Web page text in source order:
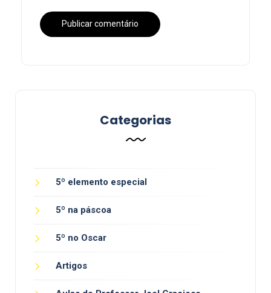
Categorias
5º elemento especial
5º na páscoa
5º no Oscar
Artigos